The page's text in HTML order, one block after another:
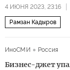
4 ИЮНЯ 2023, 23:16
Рамзан Кадыров
ИноСМИ Россия
Бизнес-джет